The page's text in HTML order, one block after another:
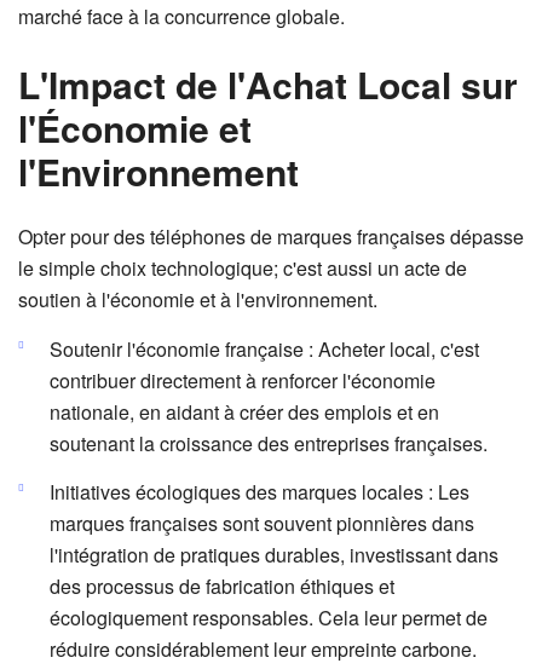
marché face à la concurrence globale.
L'Impact de l'Achat Local sur
l'Économie et
l'Environnement
Opter pour des téléphones de marques françaises dépasse
le simple choix technologique; c'est aussi un acte de
soutien à l'économie et à l'environnement.
Soutenir l'économie française : Acheter local, c'est
contribuer directement à renforcer l'économie
nationale, en aidant à créer des emplois et en
soutenant la croissance des entreprises françaises.
Initiatives écologiques des marques locales : Les
marques françaises sont souvent pionnières dans
l'intégration de pratiques durables, investissant dans
des processus de fabrication éthiques et
écologiquement responsables. Cela leur permet de
réduire considérablement leur empreinte carbone.